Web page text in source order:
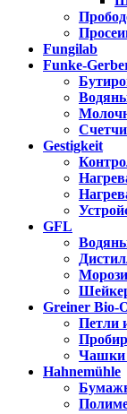
Fungilab
Funke-
Gestigkeit
GFL
Greiner Bio-
Петли
Чашки
Hahnemühle